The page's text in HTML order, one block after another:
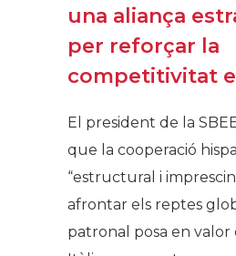
una aliança
per reforçar la
competitivitat
El president de la
que la cooperació
“estructural i
afrontar els reptes
patronal posa en valor